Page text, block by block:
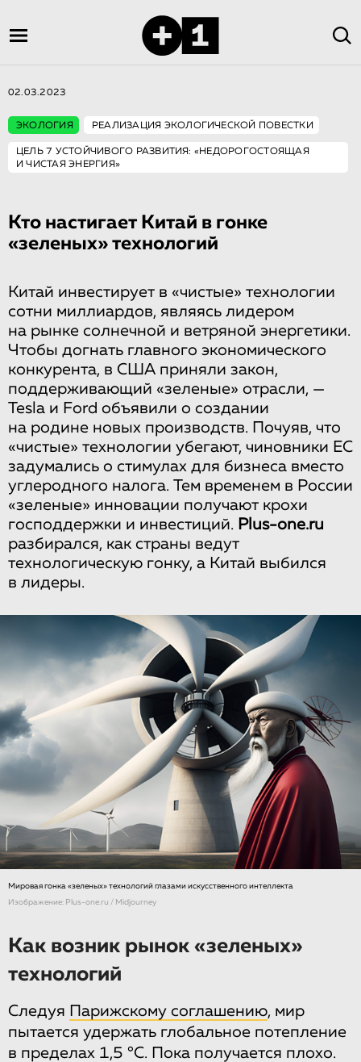
02.03.2023
ЭКОЛОГИЯ РЕАЛИЗАЦИЯ ЭКОЛОГИЧЕСКОЙ ПОВЕСТКИ
ЦЕЛЬ 7 УСТОЙЧИВОГО РАЗВИТИЯ: «НЕДОРОГОСТОЯЩАЯ
И ЧИСТАЯ ЭНЕРГИЯ»
Кто настигает Китай в гонке
«зеленых» технологий
Китай инвестирует в «чистые» технологии
сотни миллиардов, являясь лидером
на рынке солнечной и ветряной энергетики.
Чтобы догнать главного экономического
конкурента, в США приняли закон,
поддерживающий «зеленые» отрасли, —
Tesla и Ford объявили о создании
на родине новых производств. Почуяв, что
«чистые» технологии убегают, чиновники ЕС
задумались о стимулах для бизнеса вместо
углеродного налога. Тем временем в России
«зеленые» инновации получают крохи
господдержки и инвестиций. Plus-one.ru
разбирался, как страны ведут
технологическую гонку, а Китай выбился
в лидеры.
Мировая гонка «зеленых» технологий глазами искусственного интеллекта
Изображение: Plus-one.ru / Midjourney
Как возник рынок «зеленых»
технологий
Следуя Парижскому соглашению, мир
пытается удержать глобальное потепление
в пределах 1,5 °C. Пока получается плохо.